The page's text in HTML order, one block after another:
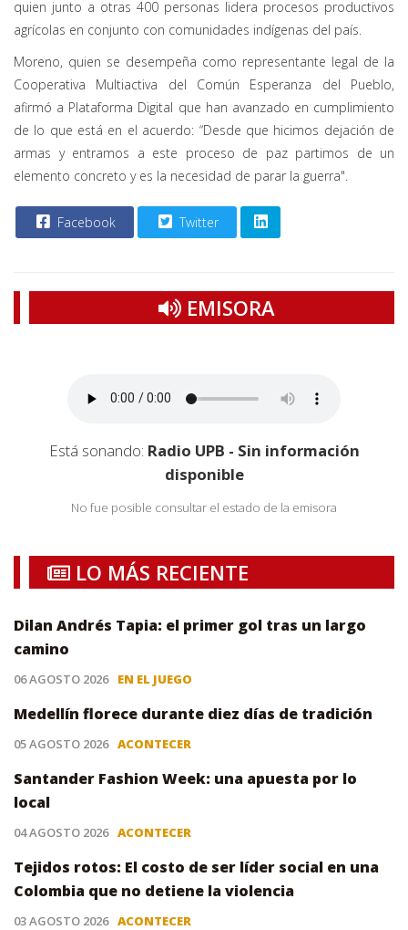
quien junto a otras 400 personas lidera procesos productivos
agrícolas en conjunto con comunidades indígenas del país.
Moreno, quien se desempeña como representante legal de la
Cooperativa Multiactiva del Común Esperanza del Pueblo,
afirmó a Plataforma Digital que han avanzado en cumplimiento
de lo que está en el acuerdo: “Desde que hicimos dejación de
armas y entramos a este proceso de paz partimos de un
elemento concreto y es la necesidad de parar la guerra".
Facebook Twitter
EMISORA
Está sonando: Radio UPB - Sin información
disponible
No fue posible consultar el estado de la emisora
LO MÁS RECIENTE
Dilan Andrés Tapia: el primer gol tras un largo
camino
06 AGOSTO 2026 EN EL JUEGO
Medellín florece durante diez días de tradición
05 AGOSTO 2026 ACONTECER
Santander Fashion Week: una apuesta por lo
local
04 AGOSTO 2026 ACONTECER
Tejidos rotos: El costo de ser líder social en una
Colombia que no detiene la violencia
03 AGOSTO 2026 ACONTECER